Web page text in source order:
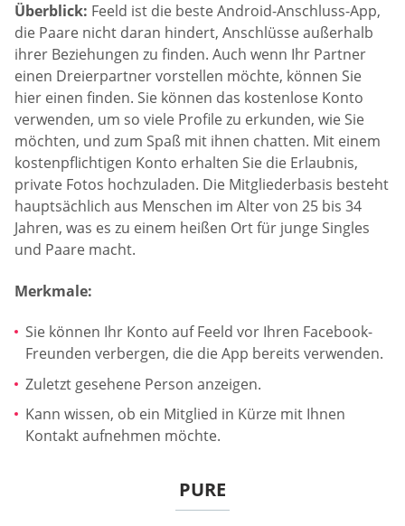
Überblick: Feeld ist die beste Android-Anschluss-App,
die Paare nicht daran hindert, Anschlüsse außerhalb
ihrer Beziehungen zu finden. Auch wenn Ihr Partner
einen Dreierpartner vorstellen möchte, können Sie
hier einen finden. Sie können das kostenlose Konto
verwenden, um so viele Profile zu erkunden, wie Sie
möchten, und zum Spaß mit ihnen chatten. Mit einem
kostenpflichtigen Konto erhalten Sie die Erlaubnis,
private Fotos hochzuladen. Die Mitgliederbasis besteht
hauptsächlich aus Menschen im Alter von 25 bis 34
Jahren, was es zu einem heißen Ort für junge Singles
und Paare macht.
Merkmale:
Sie können Ihr Konto auf Feeld vor Ihren Facebook-
Freunden verbergen, die die App bereits verwenden.
Zuletzt gesehene Person anzeigen.
Kann wissen, ob ein Mitglied in Kürze mit Ihnen
Kontakt aufnehmen möchte.
PURE